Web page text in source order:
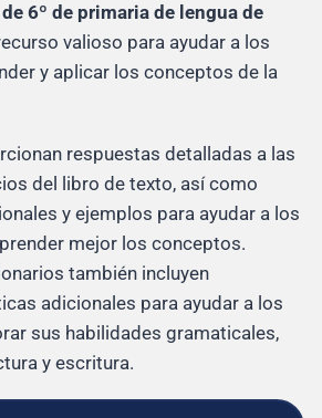
6º de primaria de lengua de
valioso para ayudar a los
y aplicar los conceptos de la
respuestas detalladas a las
del libro de texto, así como
y ejemplos para ayudar a los
mejor los conceptos.
también incluyen
adicionales para ayudar a los
sus habilidades gramaticales,
y escritura.